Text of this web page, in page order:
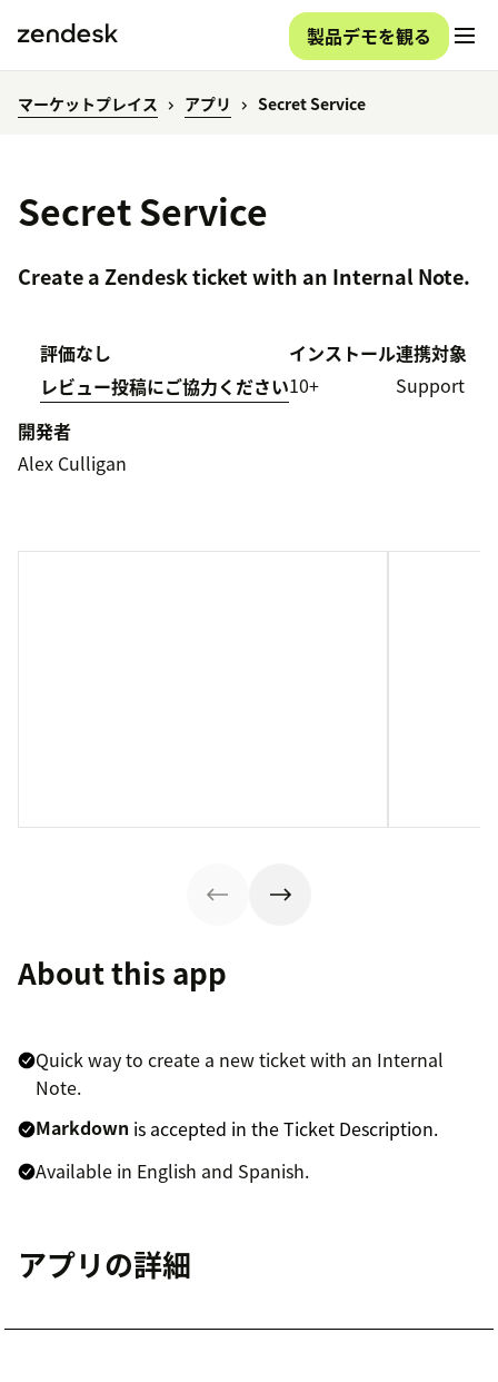
製品デモを観る
マーケットプレイス アプリ Secret Service
Secret Service
Create a Zendesk ticket with an Internal Note.
評価なし
レビュー投稿にご協力ください
インストール
10+
連携対象
Support
開発者
Alex Culligan
About this app
Quick way to create a new ticket with an Internal
Note.
Markdown is accepted in the Ticket Description.
Available in English and Spanish.
アプリの詳細